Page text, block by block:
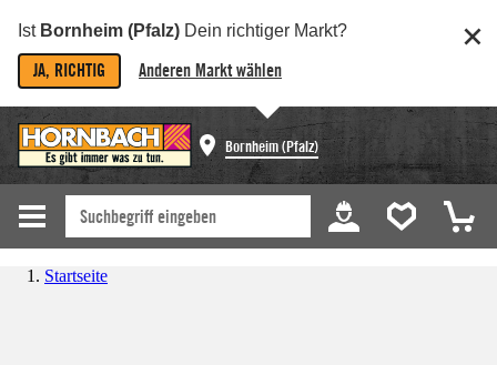
Ist Bornheim (Pfalz) Dein richtiger Markt?
JA, RICHTIG Anderen Markt wählen
Bornheim (Pfalz)
Startseite